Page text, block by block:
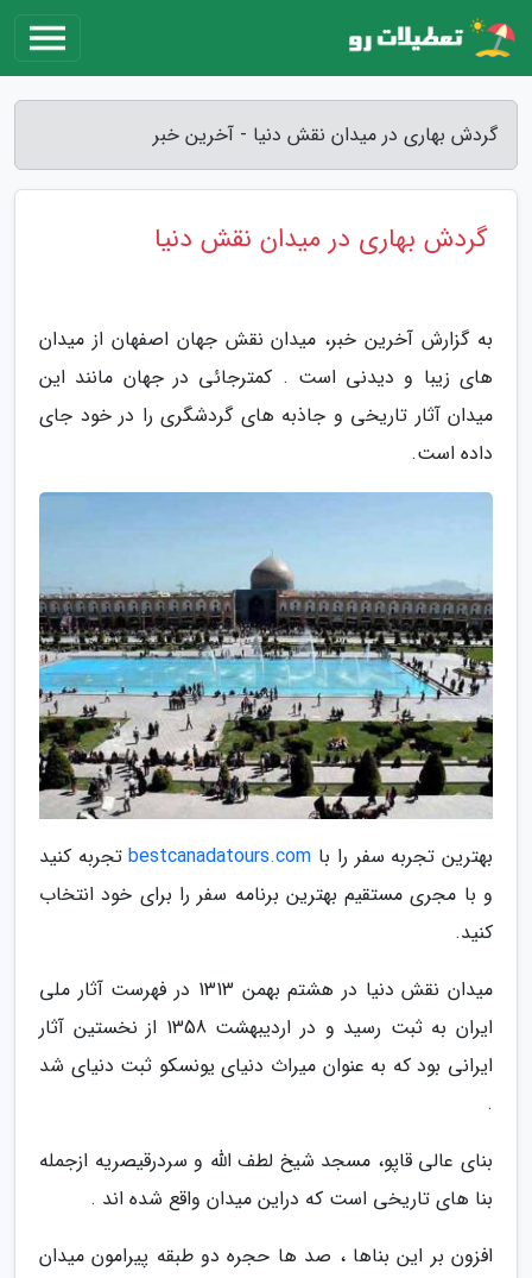
گردش بهاری در میدان نقش دنیا - آخرین خبر
گردش بهاری در میدان نقش دنیا
به گزارش آخرین خبر، میدان نقش جهان اصفهان از میدان
های زیبا و دیدنی است . کمترجائی در جهان مانند این
میدان آثار تاریخی و جاذبه های گردشگری را در خود جای
داده است.
بهترین تجربه سفر را با bestcanadatours.comتجربه کنید
و با مجری مستقیم بهترین برنامه سفر را برای خود انتخاب
کنید.
میدان نقش دنیا در هشتم بهمن 1313 در فهرست آثار ملی
ایران به ثبت رسید و در اردیبهشت 1358 از نخستین آثار
ایرانی بود که به عنوان میراث دنیای یونسکو ثبت دنیای شد
.
بنای عالی قاپو، مسجد شیخ لطف الله و سردرقیصریه ازجمله
بنا های تاریخی است که دراین میدان واقع شده اند .
افزون بر این بناها ، صد ها حجره دو طبقه پیرامون میدان